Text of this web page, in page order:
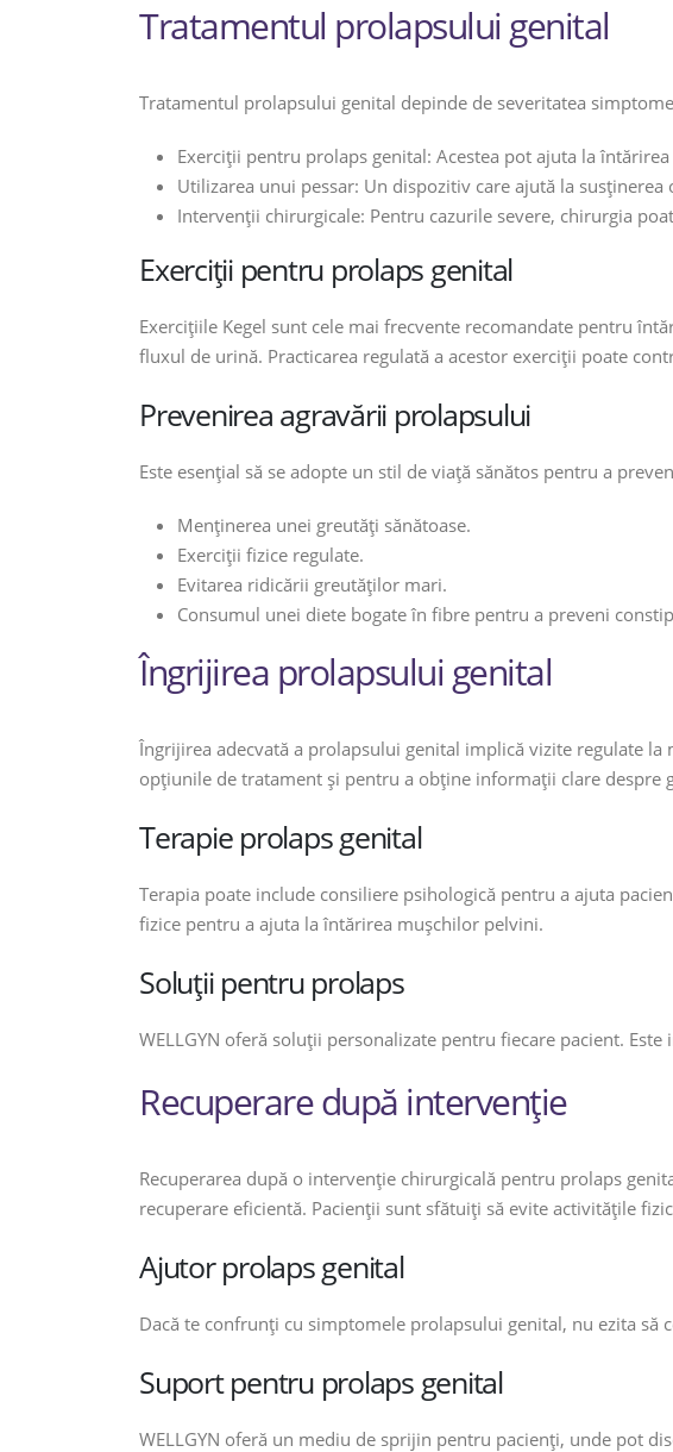
Tratamentul prolapsului genital
Tratamentul prolapsului genital depinde de severitatea
Exerciții pentru prolaps genital: Acestea pot ajuta la
Utilizarea unui pessar: Un dispozitiv care ajută la susținerea
Intervenții chirurgicale: Pentru cazurile severe, chirurgia
Exerciții pentru prolaps genital
Exercițiile Kegel sunt cele mai frecvente recomandate pentru
fluxul de urină. Practicarea regulată a acestor exerciții poate
Prevenirea agravării prolapsului
Este esențial să se adopte un stil de viață sănătos pentru a
Menținerea unei greutăți sănătoase.
Exerciții fizice regulate.
Evitarea ridicării greutăților mari.
Consumul unei diete bogate în fibre pentru a preveni
Îngrijirea prolapsului genital
Îngrijirea adecvată a prolapsului genital implică vizite regulate
opțiunile de tratament și pentru a obține informații clare despre
Terapie prolaps genital
Terapia poate include consiliere psihologică pentru a ajuta
fizice pentru a ajuta la întărirea mușchilor pelvini.
Soluții pentru prolaps
WELLGYN oferă soluții personalizate pentru fiecare pacient.
Recuperare după intervenție
Recuperarea după o intervenție chirurgicală pentru prolaps
recuperare eficientă. Pacienții sunt sfătuiți să evite activitățile
Ajutor prolaps genital
Dacă te confrunți cu simptomele prolapsului genital, nu ezita să
Suport pentru prolaps genital
WELLGYN oferă un mediu de sprijin pentru pacienți, unde pot